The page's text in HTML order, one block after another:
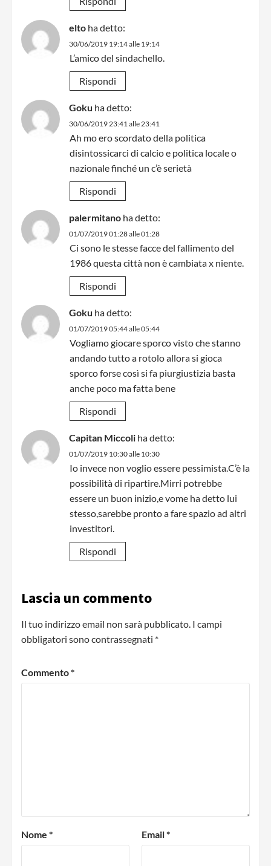
elto ha detto:
30/06/2019 19:14 alle 19:14
L’amico del sindachello.
Rispondi
Goku ha detto:
30/06/2019 23:41 alle 23:41
Ah mo ero scordato della politica
disintossicarci di calcio e politica locale o
nazionale finché un c’è serietà
Rispondi
palermitano ha detto:
01/07/2019 01:28 alle 01:28
Ci sono le stesse facce del fallimento del
1986 questa città non è cambiata x niente.
Rispondi
Goku ha detto:
01/07/2019 05:44 alle 05:44
Vogliamo giocare sporco visto che stanno
andando tutto a rotolo allora si gioca
sporco forse così si fa piurgiustizia basta
anche poco ma fatta bene
Rispondi
Capitan Miccoli ha detto:
01/07/2019 10:30 alle 10:30
Io invece non voglio essere pessimista.C’è la
possibilità di ripartire.Mirri potrebbe
essere un buon inizio,e vome ha detto lui
stesso,sarebbe pronto a fare spazio ad altri
investitori.
Rispondi
Lascia un commento
Il tuo indirizzo email non sarà pubblicato. I campi
obbligatori sono contrassegnati *
Commento*
Nome * Email*